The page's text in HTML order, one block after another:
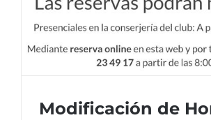
Modificación de